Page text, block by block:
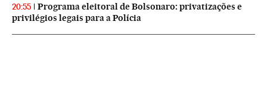
20:55
Programa eleitoral de Bolsonaro: privatizações e
privilégios legais para a Polícia